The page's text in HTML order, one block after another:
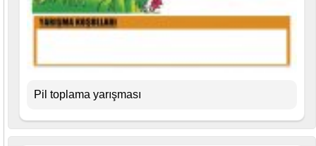
Pil toplama yarışması